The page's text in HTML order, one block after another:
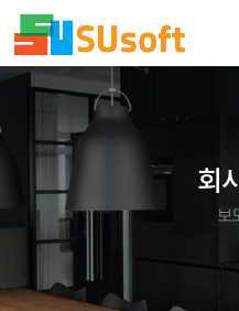
회
보